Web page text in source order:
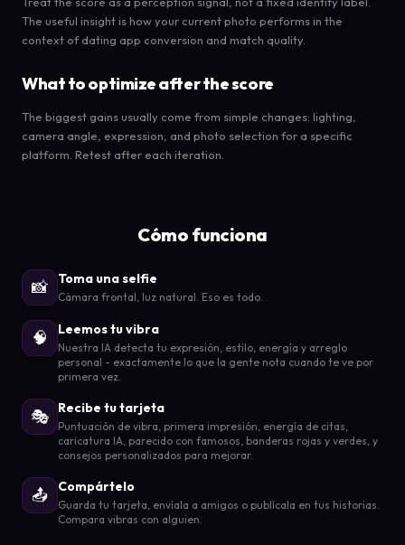
The useful insight is how your current photo performs in the
context of dating app conversion and match quality.
What to optimize after the score
The biggest gains usually come from simple changes: lighting,
camera angle, expression, and photo selection for a specific
platform. Retest after each iteration.
Cómo funciona
📸 Toma una selfie
Cámara frontal, luz natural. Eso es todo.
🧠 Leemos tu vibra
Nuestra IA detecta tu expresión, estilo, energía y arreglo
personal - exactamente lo que la gente nota cuando te ve por
primera vez.
🎭 Recibe tu tarjeta
Puntuación de vibra, primera impresión, energía de citas,
caricatura IA, parecido con famosos, banderas rojas y verdes, y
consejos personalizados para mejorar.
📤 Compártelo
Guarda tu tarjeta, envíala a amigos o publícala en tus historias.
Compara vibras con alguien.